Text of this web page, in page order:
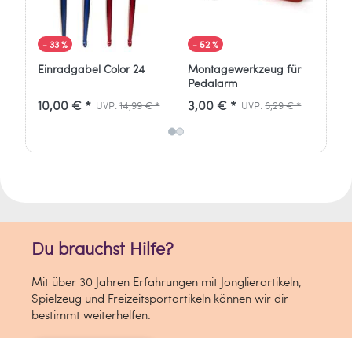
- 33 %
Einradgabel Color 24
10,00 € * UVP:14,99 € *
- 52 %
Montagewerkzeug für
Pedalarm
3,00 € * UVP:6,29 € *
Du brauchst Hilfe?
Mit über 30 Jahren Erfahrungen mit Jonglierartikeln,
Spielzeug und Freizeitsportartikeln können wir dir
bestimmt weiterhelfen.